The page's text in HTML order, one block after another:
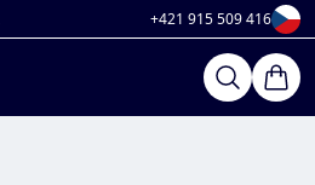
+421 915 509 416